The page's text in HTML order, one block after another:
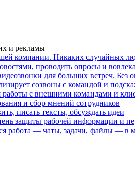
и рекламы
компании. Никаких случайных
проводить опросы и
для больших встреч. Без
созвоны с командой и
работы с внешними командами и
и сбор мнений сотрудников
писать тексты, обсуждать идеи
защиты рабочей информации и
работа — чаты, задачи, файлы — в